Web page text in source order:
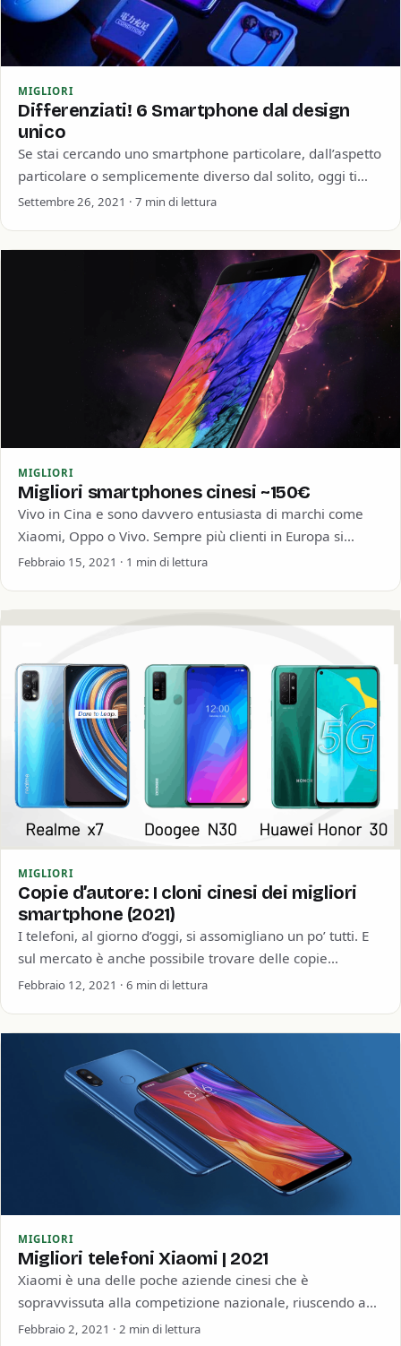
MIGLIORI
Differenziati! 6 Smartphone dal design
unico
Se stai cercando uno smartphone particolare, dall’aspetto
particolare o semplicemente diverso dal solito, oggi ti
presentiamo sei smartphone dal design unico. Abbiamo…
Settembre 26, 2021 · 7 min di lettura
MIGLIORI
Migliori smartphones cinesi ~150€
Vivo in Cina e sono davvero entusiasta di marchi come
Xiaomi, Oppo o Vivo. Sempre più clienti in Europa si
rendono conto…
Febbraio 15, 2021 · 1 min di lettura
MIGLIORI
Copie d’autore: I cloni cinesi dei migliori
smartphone (2021)
I telefoni, al giorno d’oggi, si assomigliano un po’ tutti. E
sul mercato è anche possibile trovare delle copie
pressoché identiche, se…
Febbraio 12, 2021 · 6 min di lettura
MIGLIORI
Migliori telefoni Xiaomi | 2021
Xiaomi è una delle poche aziende cinesi che è
sopravvissuta alla competizione nazionale, riuscendo ad
arrivare all’estero e ultimamente anche in Italia.…
Febbraio 2, 2021 · 2 min di lettura